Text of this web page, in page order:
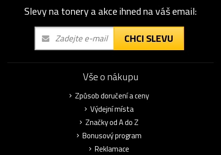
Slevy na tonery a akce ihned na váš email:
CHCI SLEVU
Vše o nákupu
Způsob doručení a ceny
Výdejní místa
Značky od A do Z
Bonusový program
Reklamace